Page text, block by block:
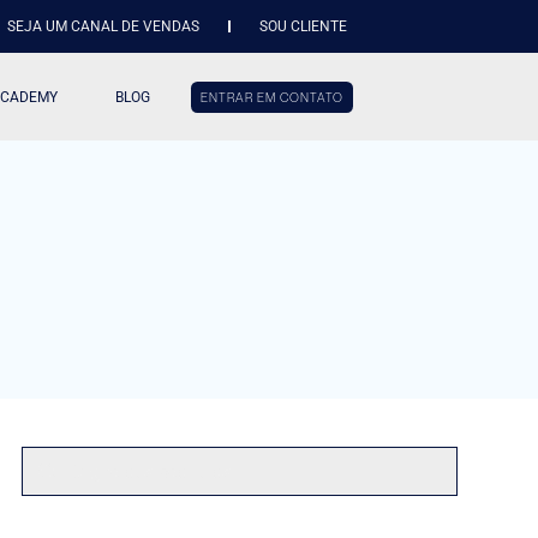
SEJA UM CANAL DE VENDAS SOU CLIENTE
BLOG ENTRAR EM CONTATO